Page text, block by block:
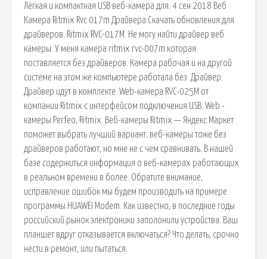
Лёгкая и компактная USB веб-камера для. 4 сен 2018 Веб
Камера Ritmix Rvc 017m Драйвера Cкачать обновления для
драйверов. Ritmix RVC-017M. Не могу найти драйвер веб
камеры. У меня камера ritmix rvc-007m которая
поставляется без драйверов. Камера рабочая и на другой
системе на этом же компьютере работала без. Драйвер:
Драйвер идут в комплекте. Web-камера RVC-025M от
компании Ritmix с интерфейсом подключения USB. Web -
камеры Perfeo, Ritmix. Веб-камеры Ritmix — Яндекс.Маркет
поможет выбрать лучший вариант. веб-камеры тоже без
драйверов работают, но мне не с чем сравнивать. В нашей
базе содержиться информация о веб-камерах работающих
в реальном времени в более. Обратите внимание,
исправление ошибок мы будем производить на примере
программы HUAWEI Modem. Как известно, в последние годы
российский рынок электроники заполонили устройства. Ваш
планшет вдруг отказывается включаться? Что делать, срочно
нести в ремонт, или пытаться.